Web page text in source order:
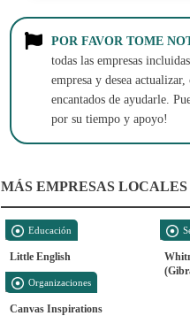
POR FAVOR TOME
todas las empresas
empresa y desea
encantados de ayudarle.
por su tiempo y apoyo!
MÁS EMPRESAS LOCALES
Educación
Little English
Organizaciones
Canvas Inspirations